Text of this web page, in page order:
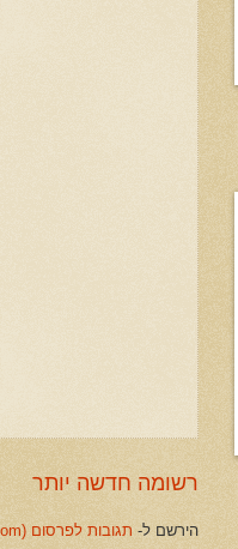
רשומה חדשה יותר
הירשם ל- תגובות לפרסום (Atom)